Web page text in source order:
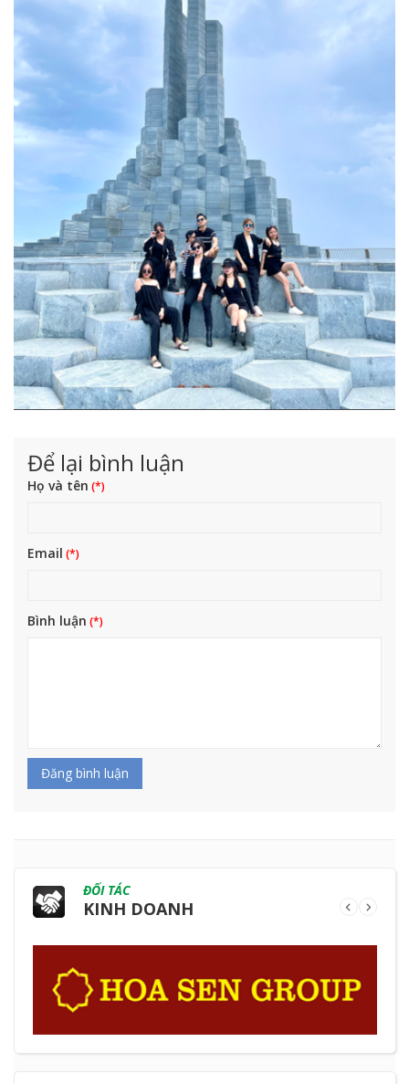
Để lại bình luận
Họ và tên
Email
Bình luận
Đăng bình luận
ĐỐI TÁC
KINH DOANH